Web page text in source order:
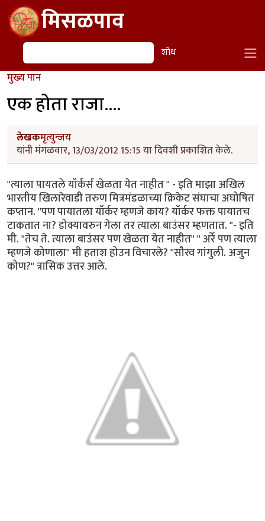
Skip to main contentमिसळपाव
शोध शोध
मुख्य पान
एक होता राजा....
लेखकमृत्युन्जय
यांनी मंगळवार, 13/03/2012 15:15 या दिवशी प्रकाशित केले.
"त्याला पायतले यॉर्कर्स खेळता येत नाहीत " - इति माझा अखिल
भारतीय खिलारेवाडी तरुण मित्रमंडळाच्या क्रिकेट संघाचा अघोषित
कप्तान. "पण पायातला यॉर्कर म्हणजे काय? यॉर्कर फक्त पायातच
टाकतात ना? डोक्यावरुन गेला तर त्याला बाउंसर म्हणतात. "- इति
मी. "तेच ते. त्याला बाउंसर पण खेळता येत नाहीत" " अर्रे पण त्याला
म्हणजे कोणाला" मी हताश होउन विचारले? "सौरव गांगुली. अजुन
कोण?" त्रासिक उत्तर आले.